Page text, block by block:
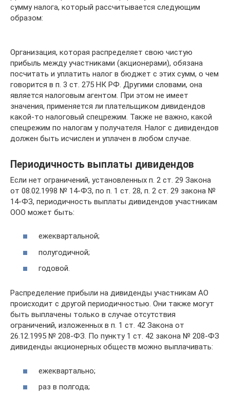
сумму налога, который рассчитывается следующим
образом:
Организация, которая распределяет свою чистую
прибыль между участниками (акционерами), обязана
посчитать и уплатить налог в бюджет с этих сумм, о чем
говорится в п. 3 ст. 275 НК РФ. Другими словами, она
является налоговым агентом. При этом не имеет
значения, применяется ли плательщиком дивидендов
какой-то налоговый спецрежим. Также не важно, какой
спецрежим по налогам у получателя. Налог с дивидендов
должен быть исчислен и уплачен в любом случае.
Периодичность выплаты дивидендов
Если нет ограничений, установленных п. 2 ст. 29 Закона
от 08.02.1998 № 14-ФЗ, по п. 1 ст. 28, п. 2 ст. 29 закона №
14-ФЗ, периодичность выплаты дивидендов участникам
ООО может быть:
ежеквартальной;
полугодичной;
годовой.
Распределение прибыли на дивиденды участникам АО
происходит с другой периодичностью. Они также могут
быть выплачены только в случае отсутствия
ограничений, изложенных в п. 1 ст. 42 Закона от
26.12.1995 № 208-ФЗ. По пункту 1 ст. 42 закона № 208-ФЗ
дивиденды акционерных обществ можно выплачивать:
ежеквартально;
раз в полгода;